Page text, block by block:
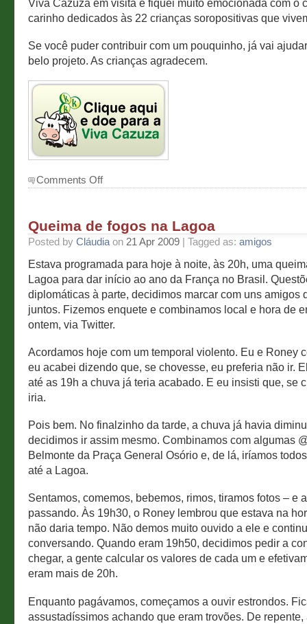
Viva Cazuza em visita e fiquei muito emocionada com o
carinho dedicados às 22 crianças soropositivas que
Se você puder contribuir com um pouquinho, já vai
belo projeto. As crianças agradecem.
Comments Offon
Twestival
Queima de fogos na Lagoa
Posted by Cláudia on 21 Apr 2009 | Tagged as: amigos
Estava programada para hoje à noite, às 20h, uma
Lagoa para dar início ao ano da França no Brasil.
diplomáticas à parte, decidimos marcar com uns amigos
juntos. Fizemos enquete e combinamos local e hora de
ontem, via Twitter.
Acordamos hoje com um temporal violento. Eu e Roney
eu acabei dizendo que, se chovesse, eu preferia não ir.
até as 19h a chuva já teria acabado. E eu insisti que, se
iria.
Pois bem. No finalzinho da tarde, a chuva já havia
decidimos ir assim mesmo. Combinamos com algumas
Belmonte da Praça General Osório e, de lá, iríamos
até a Lagoa.
Sentamos, comemos, bebemos, rimos, tiramos fotos – e
passando. Às 19h30, o Roney lembrou que estava na
não daria tempo. Não demos muito ouvido a ele e
conversando. Quando eram 19h50, decidimos pedir a
chegar, a gente calcular os valores de cada um e
eram mais de 20h.
Enquanto pagávamos, começamos a ouvir estrondos.
assustadíssimos achando que eram trovões. De repente,